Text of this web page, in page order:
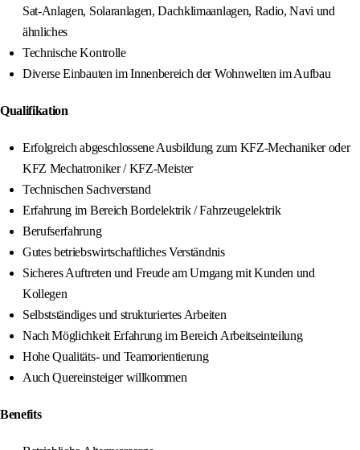
Sat-Anlagen, Solaranlagen, Dachklimaanlagen, Radio, Navi und
ähnliches
Technische Kontrolle
Diverse Einbauten im Innenbereich der Wohnwelten im Aufbau
Qualifikation
Erfolgreich abgeschlossene Ausbildung zum KFZ-Mechaniker oder
KFZ Mechatroniker / KFZ-Meister
Technischen Sachverstand
Erfahrung im Bereich Bordelektrik / Fahrzeugelektrik
Berufserfahrung
Gutes betriebswirtschaftliches Verständnis
Sicheres Auftreten und Freude am Umgang mit Kunden und
Kollegen
Selbstständiges und strukturiertes Arbeiten
Nach Möglichkeit Erfahrung im Bereich Arbeitseinteilung
Hohe Qualitäts- und Teamorientierung
Auch Quereinsteiger willkommen
Benefits